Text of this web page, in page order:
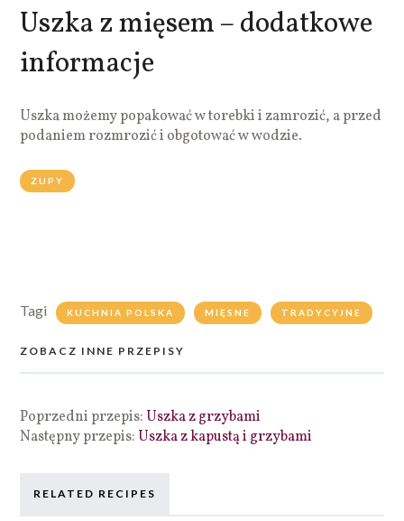
Uszka z mięsem – dodatkowe
informacje
Uszka możemy popakować w torebki i zamrozić, a przed
podaniem rozmrozić i obgotować w wodzie.
ZUPY
Tagi KUCHNIA POLSKA MIĘSNE TRADYCYJNE
ZOBACZ INNE PRZEPISY
Poprzedni przepis: Uszka z grzybami
Następny przepis: Uszka z kapustą i grzybami
RELATED RECIPES